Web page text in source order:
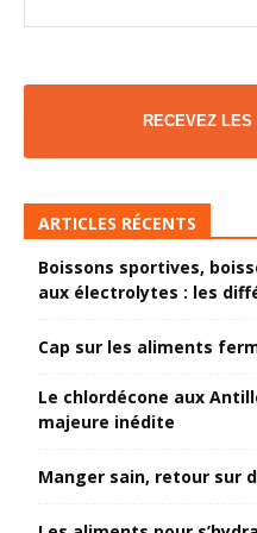
RECEVEZ
ARTICLES RÉCENTS
Boissons sportives,
aux électrolytes : les
Cap sur les aliments
Le chlordécone aux
majeure inédite
Manger sain, retour sur